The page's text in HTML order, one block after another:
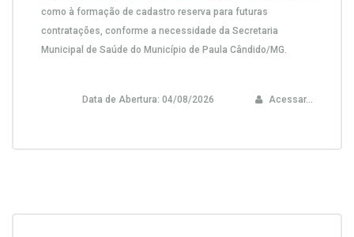
como à formação de cadastro reserva para futuras
contratações, conforme a necessidade da Secretaria
Municipal de Saúde do Município de Paula Cândido/MG.
Data de Abertura: 04/08/2026 Acessar...